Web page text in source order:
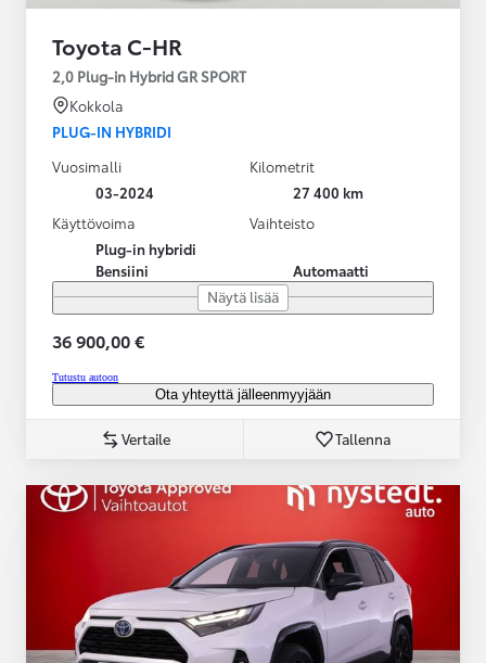
Toyota C-HR
2,0 Plug-in Hybrid GR SPORT
Kokkola
PLUG-IN HYBRIDI
Vuosimalli
03-2024
Kilometrit
27 400 km
Käyttövoima
Plug-in hybridi
Bensiini
Vaihteisto
Automaatti
Näytä lisää
36 900,00 €
Tutustu autoon
Ota yhteyttä jälleenmyyjään
Vertaile Tallenna